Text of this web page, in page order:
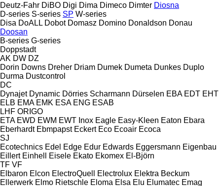
Deutz-Fahr DiBO Digi Dima Dimeco Dimter Diosna
D-series S-series SP W-series
Disa DoALL Dobot Domasz Domino Donaldson Donau
Doosan
B-series G-series
Doppstadt
AK DW DZ
Dorin Downs Dreher Driam Dumek Dumeta Dunkes Duplo
Durma Dustcontrol
DC
Dynajet Dynamic Dörries Scharmann Dürselen EBA EDT EHT
ELB EMA EMK ESA ENG ESAB
LHF ORIGO
ETA EWD EWM EWT Inox Eagle Easy-Kleen Eaton Ebara
Eberhardt Ebmpapst Eckert Eco Ecoair Ecoca
SJ
Ecotechnics Edel Edge Edur Edwards Eggersmann Eigenbau
Eillert Einhell Eisele Ekato Ekomex El-Björn
TF VF
Elbaron Elcon ElectroQuell Electrolux Elektra Beckum
Ellerwerk Elmo Rietschle Eloma Elsa Elu Elumatec Emag